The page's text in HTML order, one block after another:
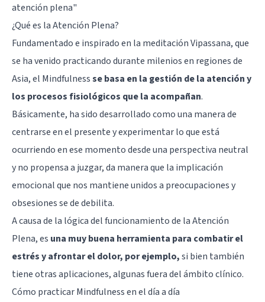
atención plena"
¿Qué es la Atención Plena?
Fundamentado e inspirado en la meditación Vipassana, que
se ha venido practicando durante milenios en regiones de
Asia, el Mindfulnessse basa en la gestión de la atención y
los procesos fisiológicos que la acompañan.
Básicamente, ha sido desarrollado como una manera de
centrarse en el presente y experimentar lo que está
ocurriendo en ese momento desde una perspectiva neutral
y no propensa a juzgar, da manera que la implicación
emocional que nos mantiene unidos a preocupaciones y
obsesiones se de debilita.
A causa de la lógica del funcionamiento de la Atención
Plena, es una muy buena herramienta para combatir el
estrés y afrontar el dolor, por ejemplo,si bien también
tiene otras aplicaciones, algunas fuera del ámbito clínico.
Cómo practicar Mindfulness en el día a día